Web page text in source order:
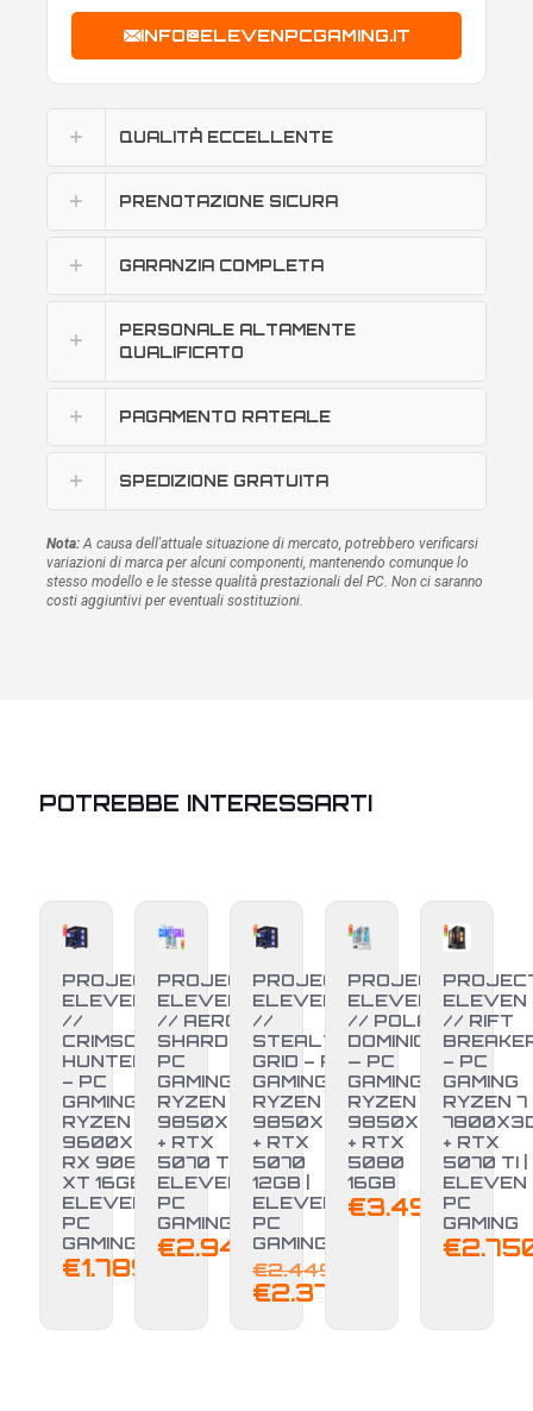
INFO@ELEVENPCGAMING.IT
QUALITÀ ECCELLENTE
PRENOTAZIONE SICURA
GARANZIA COMPLETA
PERSONALE ALTAMENTE
QUALIFICATO
PAGAMENTO RATEALE
SPEDIZIONE GRATUITA
Nota: A causa dell'attuale situazione di mercato, potrebbero verificarsi
variazioni di marca per alcuni componenti, mantenendo comunque lo
stesso modello e le stesse qualità prestazionali del PC. Non ci saranno
costi aggiuntivi per eventuali sostituzioni.
POTREBBE INTERESSARTI
PROJECT
ELEVEN
//
CRIMSON
HUNTER
– PC
GAMING
RYZEN 5
9600X +
RX 9060
XT 16GB |
ELEVEN
PC
GAMING
€1.789,00
PROJECT
ELEVEN
// AERO
SHARD –
PC
GAMING
RYZEN 7
9850X3D
+ RTX
5070 TI |
ELEVEN
PC
GAMING
€2.949,00
-3%
PROJECT
ELEVEN
//
STEALTH
GRID – PC
GAMING
RYZEN 7
9850X3D
+ RTX
5070
12GB |
ELEVEN
PC
GAMING
€2.449,00
era:
€2.379,00
attuale
PROJECT
ELEVEN
// POLAR
DOMINION
— PC
GAMING
RYZEN 7
9850X3D
+ RTX
5080
16GB
€3.499,00
NUOVO
ELEVEN
// RIFT
– PC
GAMING
RYZEN 7
+ RTX
5070 TI |
ELEVEN
PC
GAMING
€